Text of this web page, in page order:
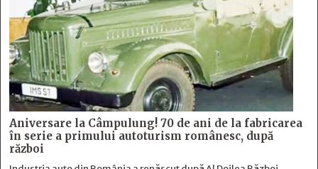
Aniversare la Câmpulung! 70 de ani de la fabricarea
în serie a primului autoturism românesc, după
război